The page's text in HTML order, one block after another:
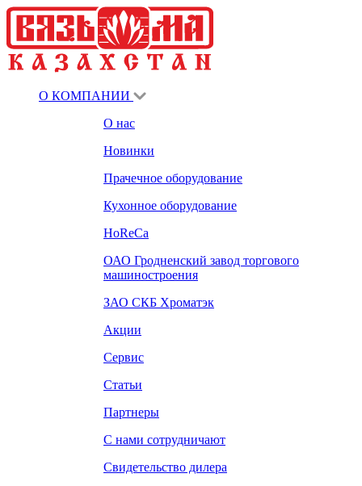
О КОМПАНИИ
О нас
Новинки
Прачечное оборудование
Кухонное оборудование
HoReCa
ОАО Гродненский завод торгового
машиностроения
ЗАО СКБ Хроматэк
Акции
Сервис
Статьи
Партнеры
С нами сотрудничают
Свидетельство дилера